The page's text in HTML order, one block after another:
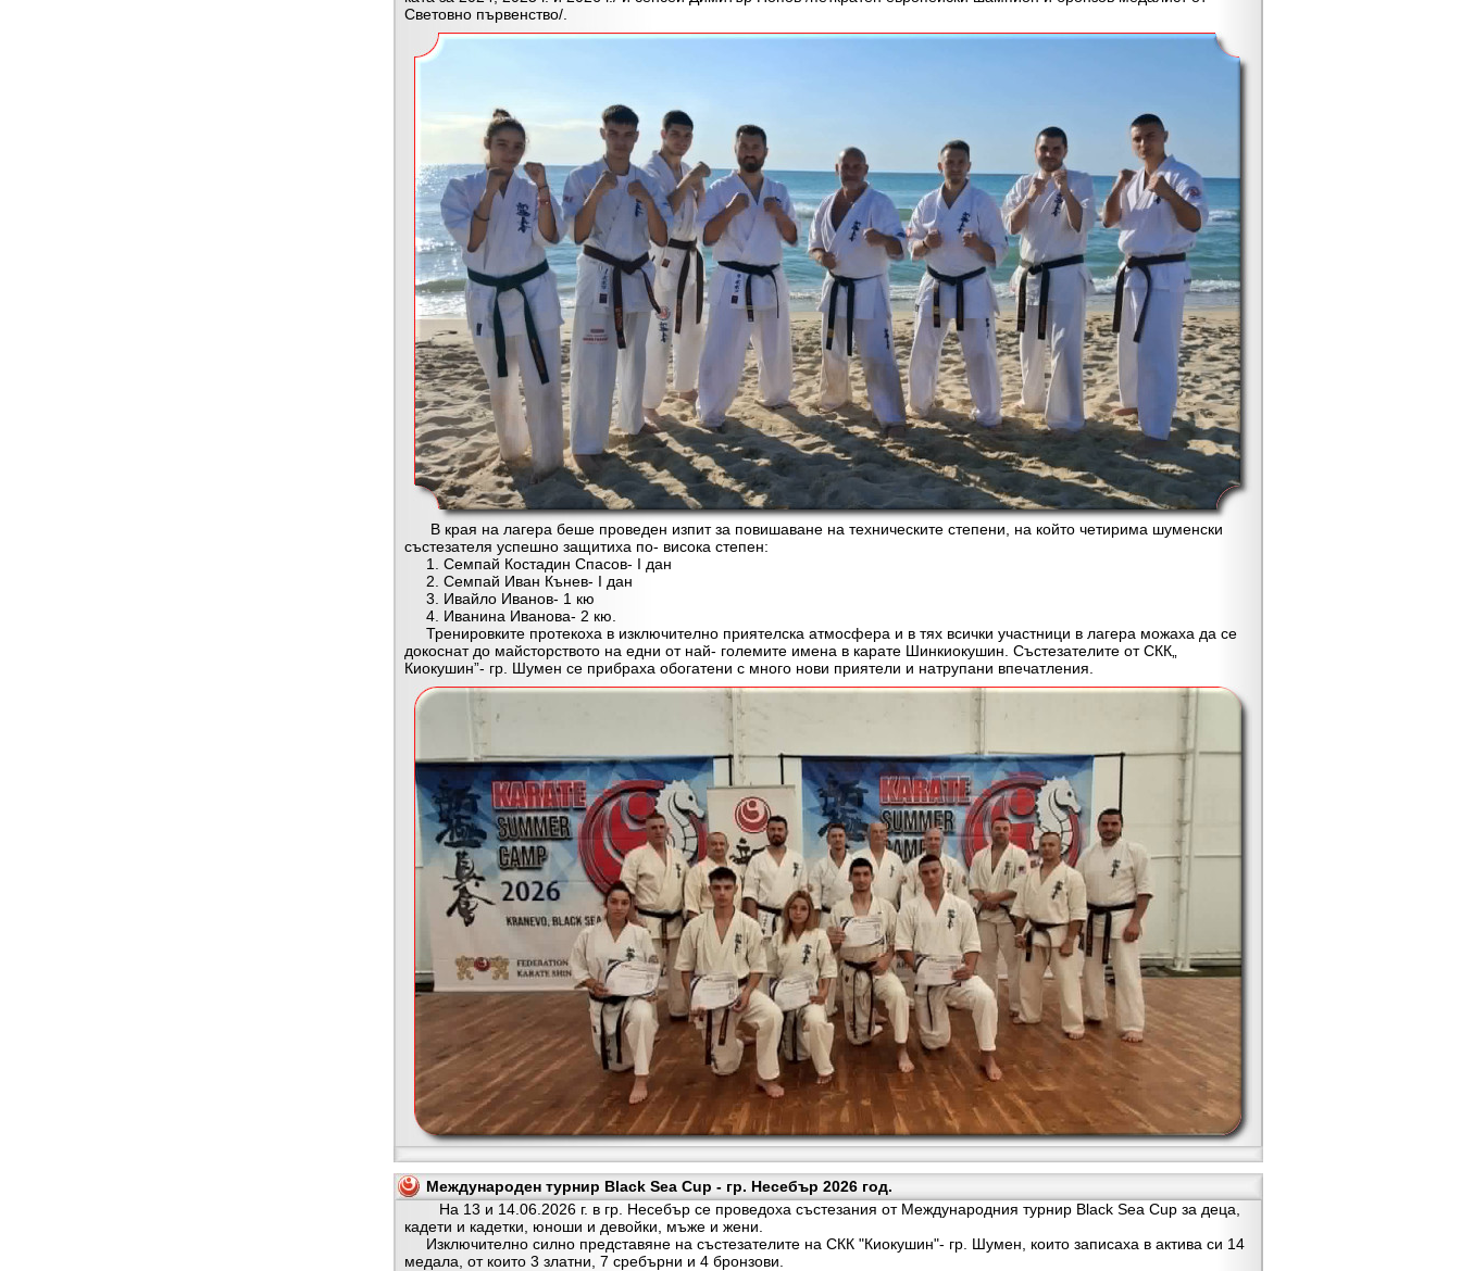
Световно първенство/.
В края на лагера беше проведен изпит за повишаване на техническите степени, на който четирима шуменски
състезателя успешно защитиха по- висока степен:
1. Семпай Костадин Спасов- I дан
2. Семпай Иван Кънев- I дан
3. Ивайло Иванов- 1 кю
4. Иванина Иванова- 2 кю.
Тренировките протекоха в изключително приятелска атмосфера и в тях всички участници в лагера можаха да се
докоснат до майсторството на едни от най- големите имена в карате Шинкиокушин. Състезателите от СКК„
Киокушин”- гр. Шумен се прибраха обогатени с много нови приятели и натрупани впечатления.
Международен турнир Black Sea Cup - гр. Несебър 2026 год.
На 13 и 14.06.2026 г. в гр. Несебър се проведоха състезания от Международния турнир Black Sea Cup за деца,
кадети и кадетки, юноши и девойки, мъже и жени.
Изключително силно представяне на състезателите на СКК "Киокушин"- гр. Шумен, които записаха в актива си 14
медала, от които 3 златни, 7 сребърни и 4 бронзови.